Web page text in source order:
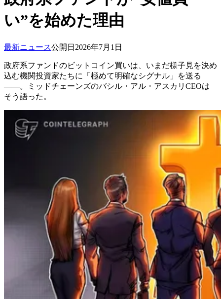
い”を始めた理由
最新ニュース公開日 2026年7月1日
政府系ファンドのビットコイン買いは、いまだ様子見を決め
込む機関投資家たちに「極めて明確なシグナル」を送る
――。ミッドチェーンズのバシル・アル・アスカリCEOは
そう語った。